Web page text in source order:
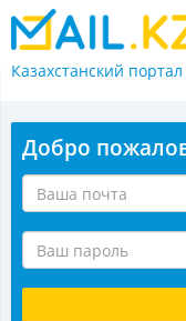
Казахстанский портал
Добро